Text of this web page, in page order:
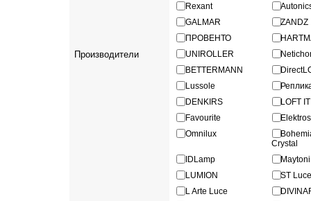
Производители
Rexant
GALMAR
ZANDZ
ПРОВЕНТО
UNIROLLER
BETTERMANN
Lussole
DENKIRS
LOFT IT
Favourite
Omnilux
Crystal
IDLamp
Maytoni
LUMION
ST
L Arte Luce